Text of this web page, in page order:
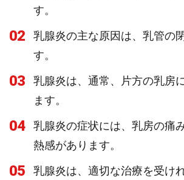
す。
02
乳腺炎の主な原因は、乳管の
す。
03
乳腺炎は、通常、片方の乳房
ます。
04
乳腺炎の症状には、乳房の痛
熱感があります。
05
乳腺炎は、適切な治療を受け